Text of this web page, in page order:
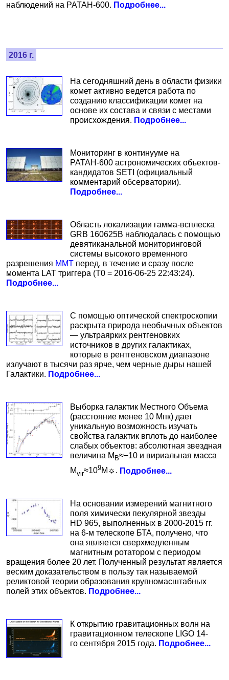
наблюдений на РАТАН-600. Подробнее...
2016 г.
На сегодняшний день в области физики
комет активно ведется работа по
созданию классификации комет на
основе их состава и связи с местами
происхождения. Подробнее...
Мониторинг в континууме на
РАТАН-600 астрономических объектов-
кандидатов SETI (официальный
комментарий обсерватории).
Подробнее...
Область локализации гамма-всплеска
GRB 160625B наблюдалась с помощью
девятиканальной мониторинговой
системы высокого временного
разрешения ММТперед, в течение и сразу после
момента LAT триггера (T0 = 2016-06-25 22:43:24).
Подробнее...
С помощью оптической спектроскопии
раскрыта природа необычных объектов
— ультраярких рентгеновких
источников в других галактиках,
которые в рентгеновском диапазоне
излучают в тысячи раз ярче, чем черные дыры нашей
Галактики. Подробнее...
Выборка галактик Местного Объема
(расстояние менее 10 Мпк) дает
уникальную возможность изучать
свойства галактик вплоть до наиболее
слабых объектов: абсолютная звездная
величина M B≈−10 и вириальная масса
Mvir≈109M☼. Подробнее...
На основании измерений магнитного
поля химически пекулярной звезды
HD 965, выполненных в 2000-2015 гг.
на 6-м телескопе БТА, получено, что
она является сверхмедленным
магнитным ротатором с периодом
вращения более 20 лет. Полученный результат является
веским доказательством в пользу так называемой
реликтовой теории образования крупномасштабных
полей этих объектов. Подробнее...
К открытию гравитационных волн на
гравитационном телескопе LIGO 14-
го сентября 2015 года. Подробнее...